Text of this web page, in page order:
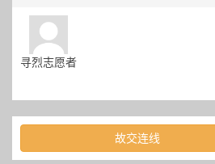
寻烈志愿者
故交连线